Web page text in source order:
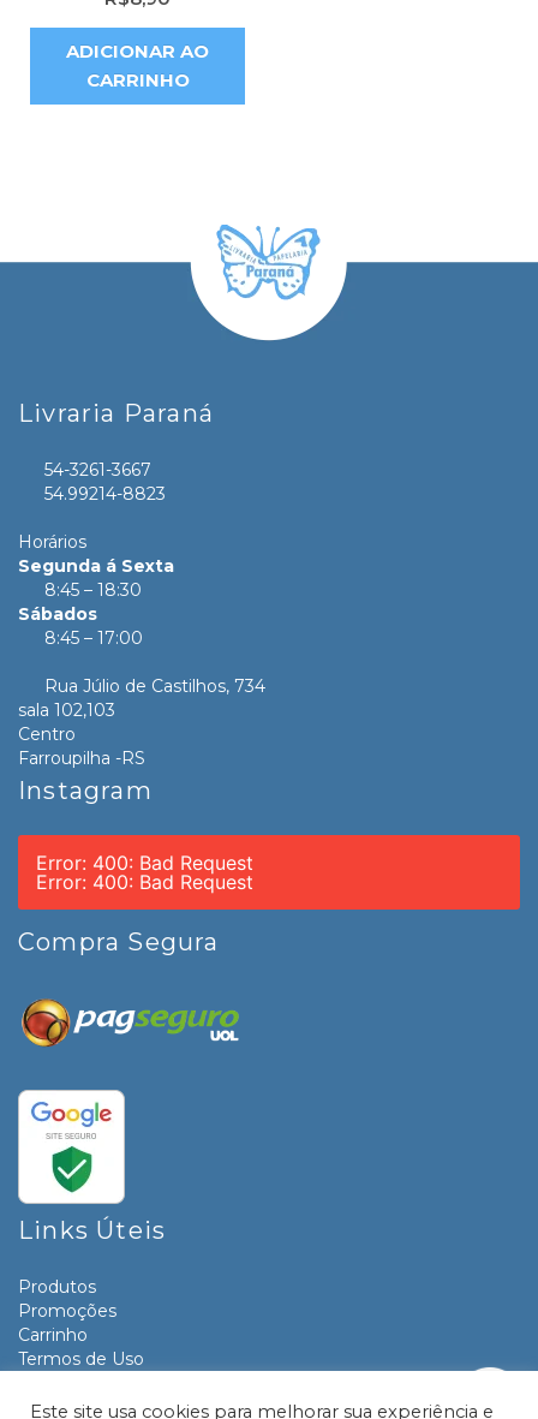
ADICIONAR AO
CARRINHO
Livraria Paraná
54-3261-3667
54.99214-8823
Horários
Segunda á Sexta
8:45 – 18:30
Sábados
8:45 – 17:00
Rua Júlio de Castilhos, 734
sala 102,103
Centro
Farroupilha -RS
Instagram
Error: 400: Bad Request
Error: 400: Bad Request
Compra Segura
Links Úteis
Produtos
Promoções
Carrinho
Termos de Uso
Contato
Este site usa cookies para melhorar sua experiência e